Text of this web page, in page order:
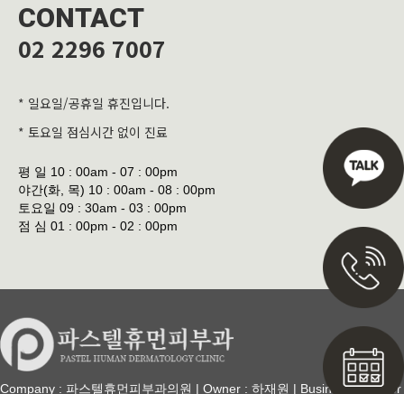
CONTACT
02 2296 7007
* 일요일/공휴일 휴진입니다.
* 토요일 점심시간 없이 진료
평 일 10 : 00am - 07 : 00pm
야간(화, 목) 10 : 00am - 08 : 00pm
토요일 09 : 30am - 03 : 00pm
점 심 01 : 00pm - 02 : 00pm
Company : 파스텔휴먼피부과의원 | Owner : 하재원 | Business Number